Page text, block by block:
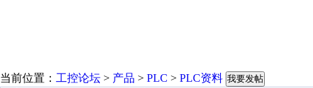
当前位置： 工控论坛 > 产品 > PLC > PLC资料 我要发帖